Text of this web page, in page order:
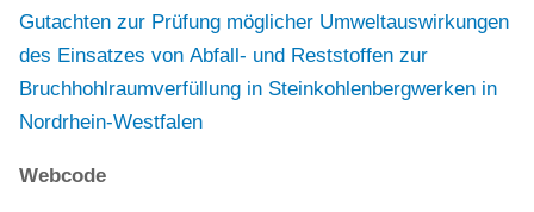
Gutachten zur Prüfung möglicher Umweltauswirkungen
des Einsatzes von Abfall- und Reststoffen zur
Bruchhohlraumverfüllung in Steinkohlenbergwerken in
Nordrhein-Westfalen
Webcode